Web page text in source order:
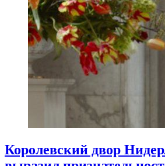
Королевский двор